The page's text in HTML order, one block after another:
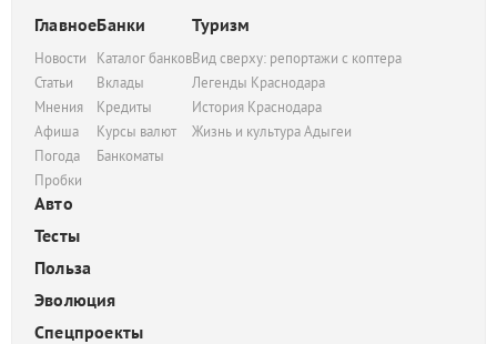
Главное
Новости
Статьи
Мнения
Афиша
Погода
Пробки
Банки
Каталог банков
Вклады
Кредиты
Курсы валют
Банкоматы
Туризм
Вид сверху: репортажи с коптера
Легенды Краснодара
История Краснодара
Жизнь и культура Адыгеи
Авто
Тесты
Польза
Эволюция
Спецпроекты